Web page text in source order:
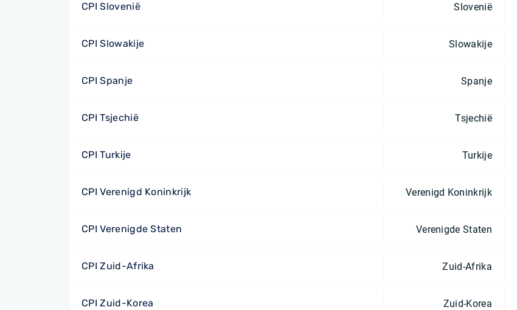
CPI Slovenië Slovenië
CPI Slowakije Slowakije
CPI Spanje Spanje
CPI Tsjechië Tsjechië
CPI Turkije Turkije
CPI Verenigd Koninkrijk Verenigd Koninkrijk
CPI Verenigde Staten Verenigde Staten
CPI Zuid-Afrika Zuid-Afrika
CPI Zuid-Korea Zuid-Korea